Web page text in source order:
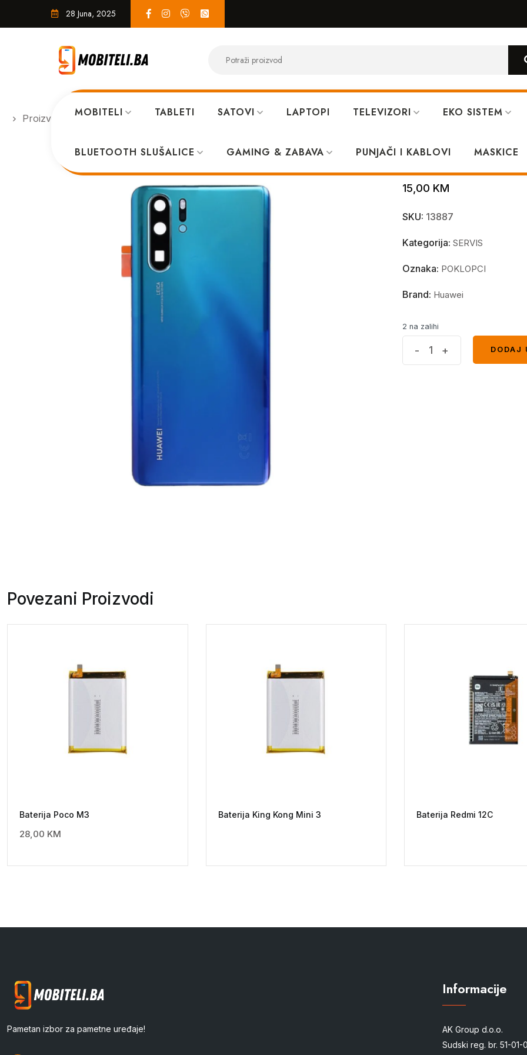
28 Juna, 2025
MOBITELI TABLETI SATOVI LAPTOPI TELEVIZORI EKO SISTEM
BLUETOOTH SLUŠALICE GAMING & ZABAVA PUNJAČI I KABLOVI MASKICE
Proizvodi SERVIS Poklopac Huawei P30 pro Aurora
Poklopac
15,00 KM
SKU: 13887
Kategorija: SERVIS
Oznaka: POKLOPCI
Brand: Huawei
2 na zalihi
- +
DODAJ
Povezani Proizvodi
Baterija Poco M3
28,00 KM
Baterija King Kong Mini 3 Baterija Redmi 12C
Pametan izbor za pametne uređaje!
Informacije
AK Group d.o.o.
Sudski reg. br. 51-01-